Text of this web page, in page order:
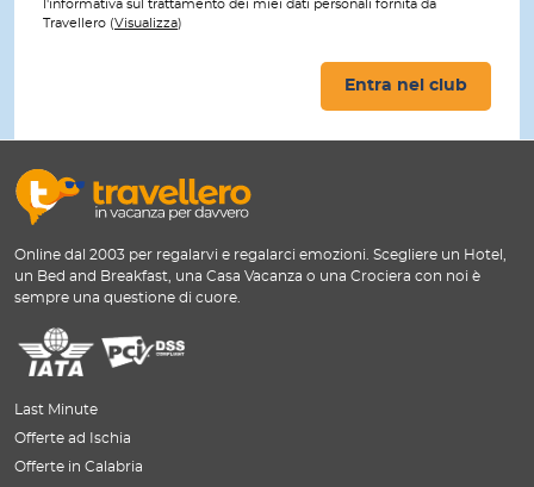
l'informativa sul trattamento dei miei dati personali fornita da
Travellero (Visualizza)
Entra nel club
Online dal 2003 per regalarvi e regalarci emozioni. Scegliere un Hotel,
un Bed and Breakfast, una Casa Vacanza o una Crociera con noi è
sempre una questione di cuore.
Last Minute
Offerte ad Ischia
Offerte in Calabria